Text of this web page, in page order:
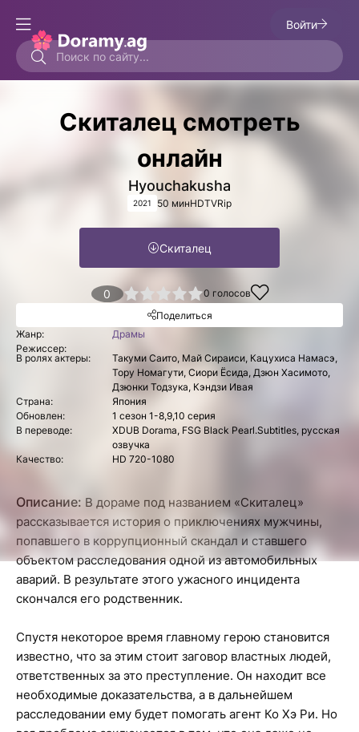
Войти
Скиталец смотреть
онлайн
Hyouchakusha
2021 50 минHDTVRip
Скиталец
0
4 5 0 голосов
Поделиться
Жанр:
Драмы
Режиссер:
В ролях актеры:
Такуми Саито, Май Сираиси, Кацухиса Намасэ,
Тору Номагути, Сиори Ёсида, Дзюн Хасимото,
Дзюнки Тодзука, Кэндзи Ивая
Страна:
Япония
Обновлен:
1 сезон 1-8,9,10 серия
В переводе:
XDUB Dorama, FSG Black Pearl.Subtitles, русская
озвучка
Качество:
HD 720-1080
Описание: В дораме под названием «Скиталец»
рассказывается история о приключениях мужчины,
попавшего в коррупционный скандал и ставшего
объектом расследования одной из автомобильных
аварий. В результате этого ужасного инцидента
скончался его родственник.
Спустя некоторое время главному герою становится
известно, что за этим стоит заговор властных людей,
ответственных за это преступление. Он находит все
необходимые доказательства, а в дальнейшем
расследовании ему будет помогать агент Ко Хэ Ри. Но